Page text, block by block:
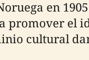
en
promover el
cultural